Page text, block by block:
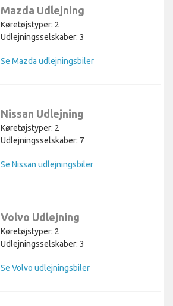
Mazda Udlejning
Køretøjstyper: 2
Udlejningsselskaber: 3
Se Mazda udlejningsbiler
Nissan Udlejning
Køretøjstyper: 2
Udlejningsselskaber: 7
Se Nissan udlejningsbiler
Volvo Udlejning
Køretøjstyper: 2
Udlejningsselskaber: 3
Se Volvo udlejningsbiler